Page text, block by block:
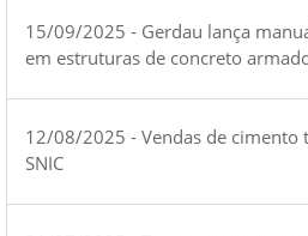
15/09/2025 - Gerdau lança
em estruturas de concreto
12/08/2025 - Vendas de cimento
SNIC